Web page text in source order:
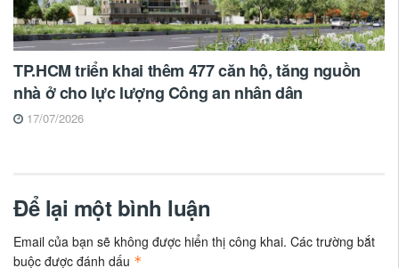
TP.HCM triển khai thêm 477 căn hộ, tăng nguồn
nhà ở cho lực lượng Công an nhân dân
17/07/2026
Để lại một bình luận
Email của bạn sẽ không được hiển thị công khai. Các trường bắt
buộc được đánh dấu *